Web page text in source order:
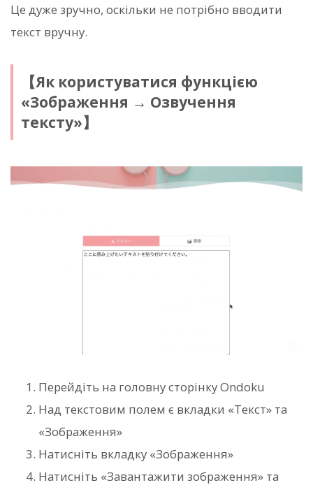
Це дуже зручно, оскільки не потрібно вводити
текст вручну.
【Як користуватися функцією
«Зображення → Озвучення
тексту»】
Перейдіть на головну сторінку Ondoku
Над текстовим полем є вкладки «Текст» та
«Зображення»
Натисніть вкладку «Зображення»
Натисніть «Завантажити зображення» та